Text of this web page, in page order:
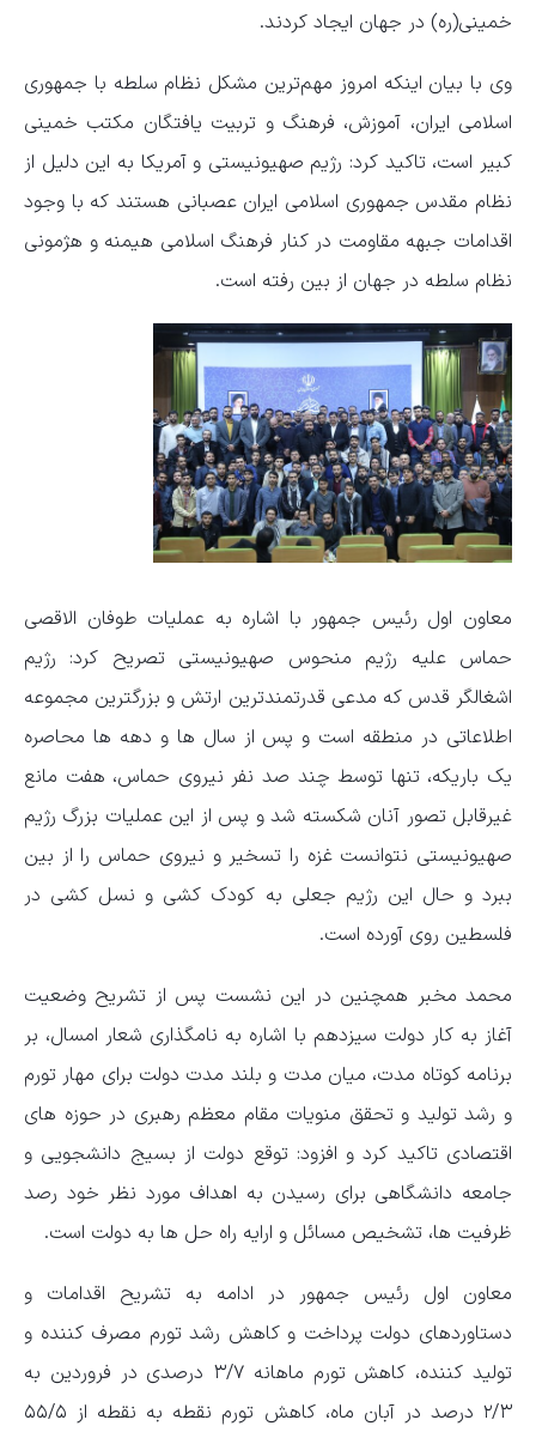
خمینی(ره) در جهان ایجاد کردند.
وی با بیان اینکه امروز مهم‌ترین مشکل نظام سلطه با جمهوری
اسلامی ایران، آموزش، فرهنگ و تربیت یافتگان مکتب خمینی
کبیر است، تاکید کرد: رژیم صهیونیستی و آمریکا به این دلیل از
نظام مقدس جمهوری اسلامی ایران عصبانی هستند که با وجود
اقدامات جبهه مقاومت در کنار فرهنگ اسلامی هیمنه و هژمونی
نظام سلطه در جهان از بین رفته است.
معاون اول رئیس جمهور با اشاره به عملیات طوفان الاقصی
حماس علیه رژیم منحوس صهیونیستی تصریح کرد: رژیم
اشغالگر قدس که مدعی قدرتمندترین ارتش و بزرگترین مجموعه
اطلاعاتی در منطقه است و پس از سال ها و دهه ها محاصره
یک باریکه، تنها توسط چند صد نفر نیروی حماس، هفت مانع
غیرقابل تصور آنان شکسته شد و پس از این عملیات بزرگ رژیم
صهیونیستی نتوانست غزه را تسخیر و نیروی حماس را از بین
ببرد و حال این رژیم جعلی به کودک کشی و نسل کشی در
فلسطین روی آورده است.
محمد مخبر همچنین در این نشست پس از تشریح وضعیت
آغاز به کار دولت سیزدهم با اشاره به نامگذاری شعار امسال، بر
برنامه کوتاه مدت، میان مدت و بلند مدت دولت برای مهار تورم
و رشد تولید و تحقق منویات مقام معظم رهبری در حوزه های
اقتصادی تاکید کرد و افزود: توقع دولت از بسیج دانشجویی و
جامعه دانشگاهی برای رسیدن به اهداف مورد نظر خود رصد
ظرفیت ها، تشخیص مسائل و ارایه راه حل ها به دولت است.
معاون اول رئیس جمهور در ادامه به تشریح اقدامات و
دستاوردهای دولت پرداخت و کاهش رشد تورم مصرف کننده و
تولید کننده، کاهش تورم ماهانه ۳/۷ درصدی در فروردین به
۲/۳ درصد در آبان ماه، کاهش تورم نقطه به نقطه از ۵۵/۵